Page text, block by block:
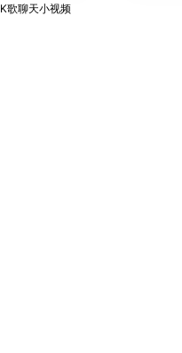
K歌聊天小视频